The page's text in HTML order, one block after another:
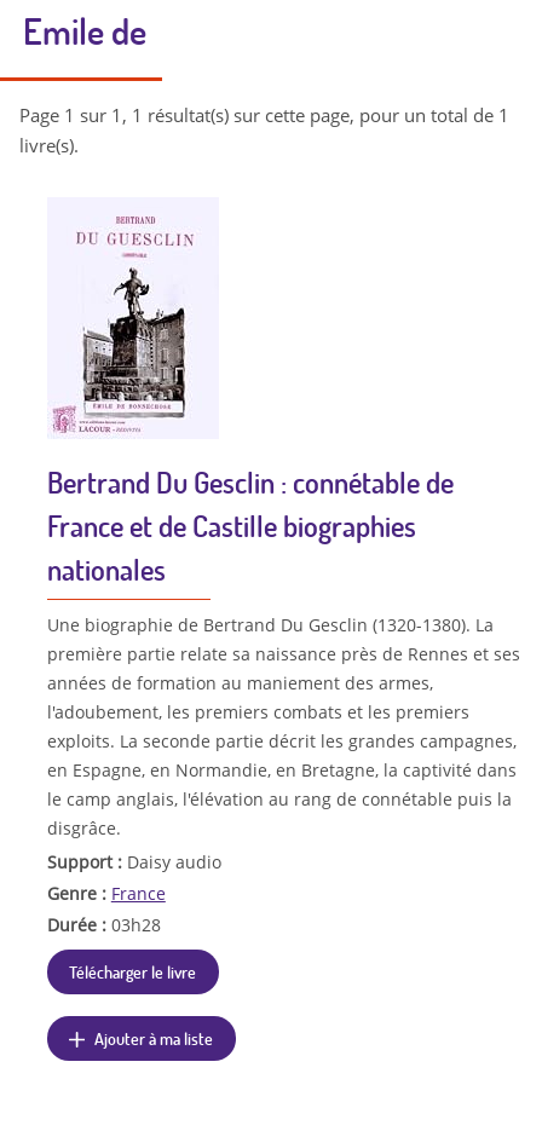
Emile de
Page 1 sur 1, 1 résultat(s) sur cette page, pour un total de 1
livre(s).
Bertrand Du Gesclin : connétable de
France et de Castille biographies
nationales
Une biographie de Bertrand Du Gesclin (1320-1380). La
première partie relate sa naissance près de Rennes et ses
années de formation au maniement des armes,
l'adoubement, les premiers combats et les premiers
exploits. La seconde partie décrit les grandes campagnes,
en Espagne, en Normandie, en Bretagne, la captivité dans
le camp anglais, l'élévation au rang de connétable puis la
disgrâce.
Support : Daisy audio
Genre : France
Durée : 03h28
Télécharger le livre
Ajouter à ma liste